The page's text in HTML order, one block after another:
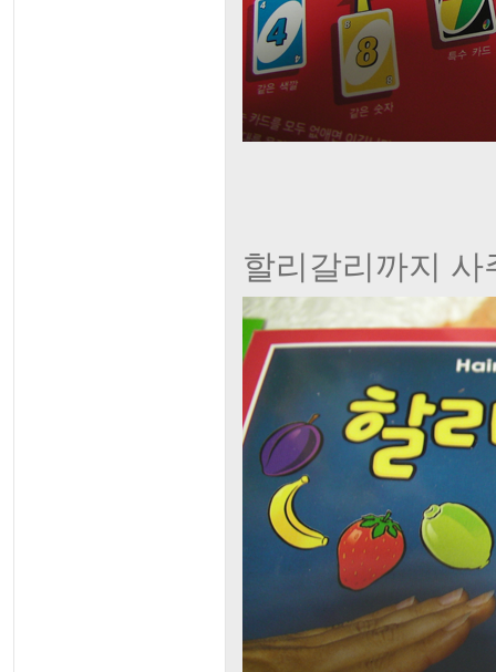
할리갈리까지 사